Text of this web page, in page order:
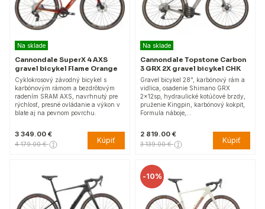
Na sklade
Cannondale SuperX 4 AXS
gravel bicykel Flame Orange
Cyklokrosový závodný bicykel s
karbónovým rámom a bezdrôtovým
radením SRAM AXS, navrhnutý pre
rýchlosť, presné ovládanie a výkon v
blate aj na pevnom povrchu.
3 349.00 €
4 179.00 € Kúpiť
Na sklade
Cannondale Topstone Carbon
3 GRX 2X gravel bicykel CHK
Gravel bicykel 28", karbónový rám a
vidlica, osadenie Shimano GRX
2x12sp, hydraulické kotúčové brzdy,
pruženie Kingpin, karbónový kokpit,
Formula náboje,…
2 819.00 €
3 139.00 € Kúpiť
-10%